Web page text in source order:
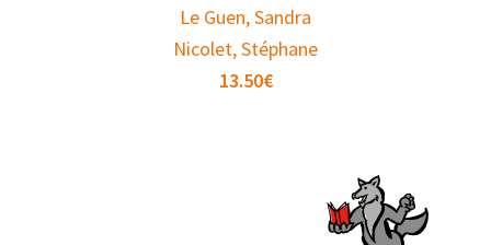
Le Guen, Sandra
Nicolet, Stéphane
13.50€